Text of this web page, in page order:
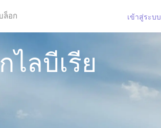
ล็อก เข้าสู่ระบบ
ลบีเรีย